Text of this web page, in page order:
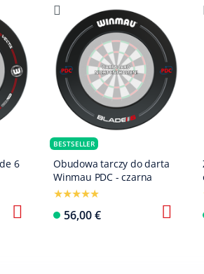
6
BESTSELLER
Obudowa tarczy do darta
Winmau PDC - czarna
56,00 €